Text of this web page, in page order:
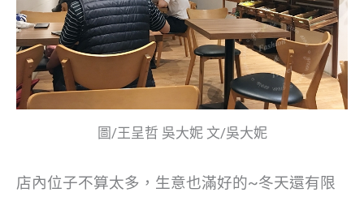
圖/王呈哲 吳大妮 文/吳大妮
店內位子不算太多，生意也滿好的~冬天還有限